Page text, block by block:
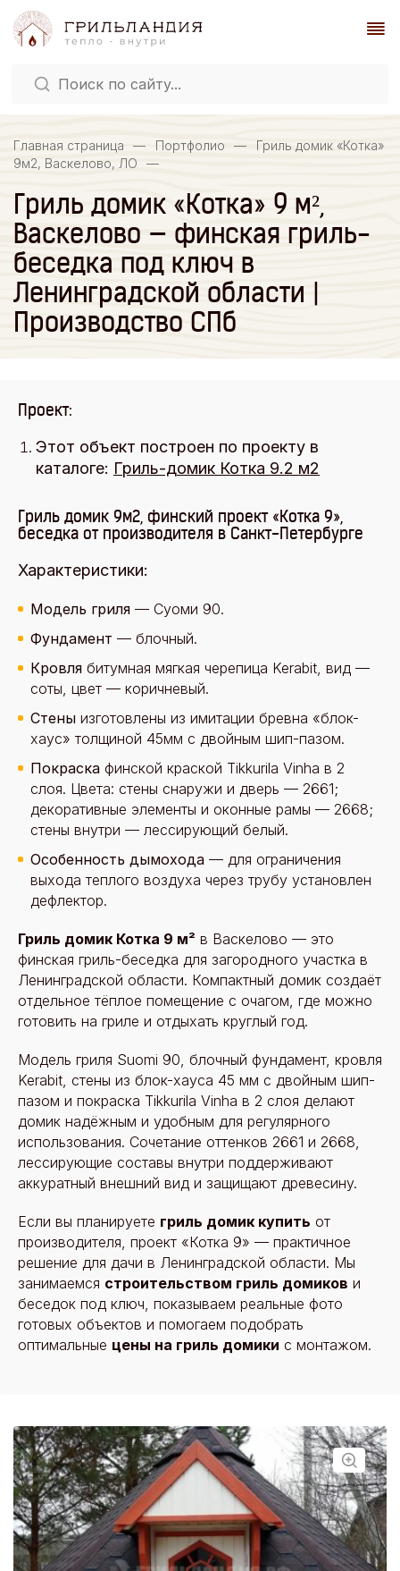
Главная страница — Портфолио —
Гриль домик «Котка»
9м2, Васкелово, ЛО
—
Гриль домик «Котка» 9 м²,
Васкелово — финская гриль-
беседка под ключ в
Ленинградской области |
Производство СПб
Проект:
Этот объект построен по проекту в
каталоге: Гриль-домик Котка 9.2 м2
Гриль домик 9м2, финский проект «Котка 9»,
беседка от производителя в Санкт-Петербурге
Характеристики:
Модель гриля — Суоми 90.
Фундамент — блочный.
Кровля битумная мягкая черепица Kerabit, вид —
соты, цвет — коричневый.
Стены изготовлены из имитации бревна «блок-
хаус» толщиной 45мм с двойным шип-пазом.
Покраска финской краской Tikkurila Vinha в 2
слоя. Цвета: стены снаружи и дверь — 2661;
декоративные элементы и оконные рамы — 2668;
стены внутри — лессирующий белый.
Особенность дымохода — для ограничения
выхода теплого воздуха через трубу установлен
дефлектор.
Гриль домик Котка 9 м² в Васкелово — это
финская гриль-беседка для загородного участка в
Ленинградской области. Компактный домик создаёт
отдельное тёплое помещение с очагом, где можно
готовить на гриле и отдыхать круглый год.
Модель гриля Suomi 90, блочный фундамент, кровля
Kerabit, стены из блок-хауса 45 мм с двойным шип-
пазом и покраска Tikkurila Vinha в 2 слоя делают
домик надёжным и удобным для регулярного
использования. Сочетание оттенков 2661 и 2668,
лессирующие составы внутри поддерживают
аккуратный внешний вид и защищают древесину.
Если вы планируете гриль домик купить от
производителя, проект «Котка 9» — практичное
решение для дачи в Ленинградской области. Мы
занимаемся строительством гриль домиков и
беседок под ключ, показываем реальные фото
готовых объектов и помогаем подобрать
оптимальные цены на гриль домики с монтажом.